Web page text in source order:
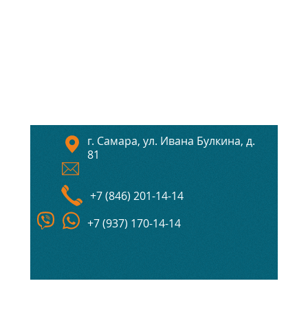
г. Самара, ул. Ивана Булкина, д.
81
+7 (846) 201-14-14
+7 (937) 170-14-14